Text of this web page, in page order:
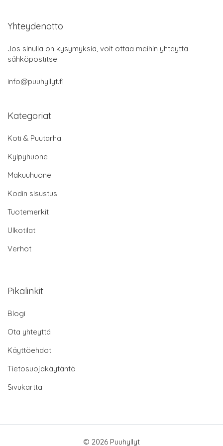
Yhteydenotto
Jos sinulla on kysymyksiä, voit ottaa meihin yhteyttä
sähköpostitse:
info@puuhyllyt.fi
Kategoriat
Koti & Puutarha
Kylpyhuone
Makuuhuone
Kodin sisustus
Tuotemerkit
Ulkotilat
Verhot
Pikalinkit
Blogi
Ota yhteyttä
Käyttöehdot
Tietosuojakäytäntö
Sivukartta
© 2026 Puuhyllyt